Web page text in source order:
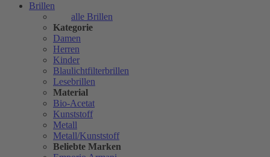
Brillen
alle Brillen
Kategorie
Damen
Herren
Kinder
Blaulichtfilterbrillen
Lesebrillen
Material
Bio-Acetat
Kunststoff
Metall
Metall/Kunststoff
Beliebte Marken